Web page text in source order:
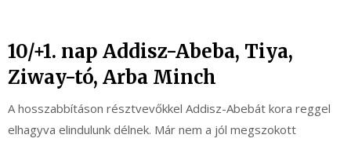
10/+1. nap Addisz-Abeba, Tiya,
Ziway-tó, Arba Minch
A hosszabbításon résztvevőkkel Addisz-Abebát kora reggel
elhagyva elindulunk délnek. Már nem a jól megszokott